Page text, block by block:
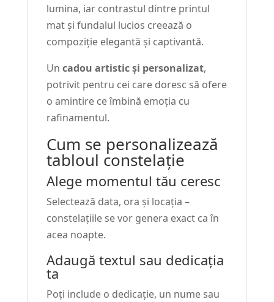
lumina, iar contrastul dintre printul
mat și fundalul lucios creează o
compoziție elegantă și captivantă.
Un cadou artistic și personalizat,
potrivit pentru cei care doresc să ofere
o amintire ce îmbină emoția cu
rafinamentul.
Cum se personalizează
tabloul constelație
Alege momentul tău ceresc
Selectează data, ora și locația –
constelațiile se vor genera exact ca în
acea noapte.
Adaugă textul sau dedicația
ta
Poți include o dedicație, un nume sau